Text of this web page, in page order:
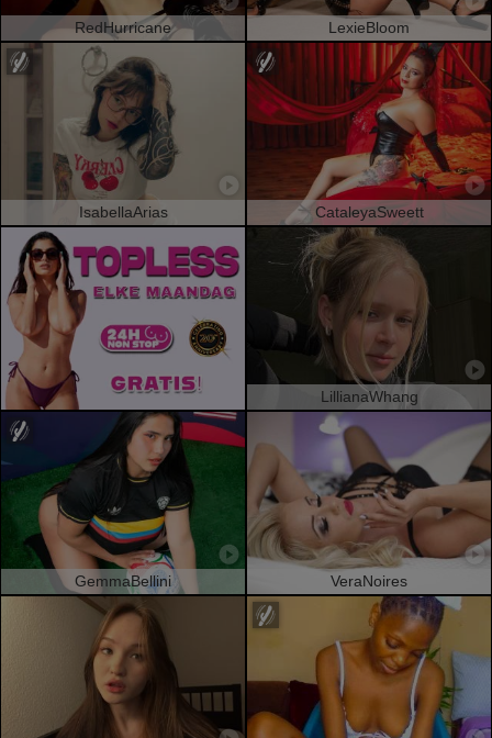
RedHurricane LexieBloom
IsabellaArias CataleyaSweett
LillianaWhang
GemmaBellini VeraNoires